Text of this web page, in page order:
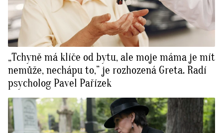
„Tchyně má klíče od bytu, ale moje máma je mít
nemůže, nechápu to,” je rozhozená Greta. Radí
psycholog Pavel Pařízek